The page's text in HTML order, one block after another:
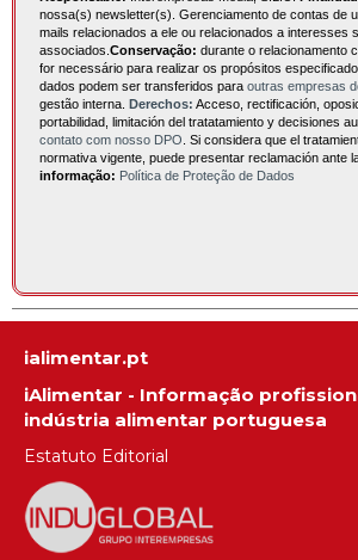
nossa(s) newsletter(s). Gerenciamento de contas de
mails relacionados a ele ou relacionados a interesses
associados. Conservação: durante o relacionamento
for necessário para realizar os propósitos
dados podem ser transferidos para outras empresas
gestão interna. Derechos: Acceso, rectificación,
portabilidad, limitación del tratatamiento y decisiones
contato com nosso DPO . Si considera que el
normativa vigente, puede presentar reclamación ante
informação: Política de Proteção de Dados
ialimentar.pt
iAlimentar - Informação
indústria alimentar portuguesa
Estatuto Editorial